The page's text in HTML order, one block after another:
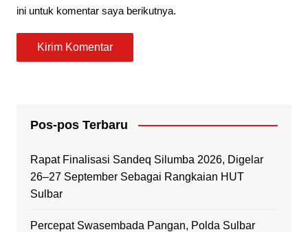
ini untuk komentar saya berikutnya.
Pos-pos Terbaru
Rapat Finalisasi Sandeq Silumba 2026, Digelar
26–27 September Sebagai Rangkaian HUT
Sulbar
Percepat Swasembada Pangan, Polda Sulbar